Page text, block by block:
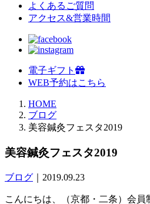
よくあるご質問
アクセス&営業時間
電子ギフト
WEB予約はこちら
HOME
ブログ
美容鍼灸フェスタ2019
美容鍼灸フェスタ2019
ブログ ｜2019.09.23
こんにちは、（京都・二条）会